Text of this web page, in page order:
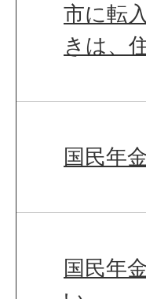
市に転
きは、
国民年
国民年